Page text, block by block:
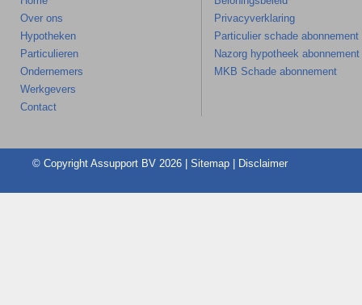
Over ons
Hypotheken
Particulieren
Ondernemers
Werkgevers
Contact
Privacyverklaring
Particulier schade abonnement
Nazorg hypotheek abonnement
MKB Schade abonnement
© Copyright Assupport BV 2026 | Sitemap Disclaimer